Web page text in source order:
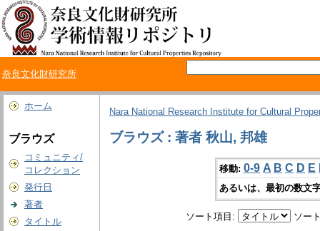
奈良文化財研究所
ホーム
ブラウズ
コミュニティ/
コレクション
発行日
著者
タイトル
Nara National Research Institute for Cultural
ブラウズ : 著者 秋山, 邦雄
移動: 0-9 A B C D E
あるいは、最初の数文
ソート項目: ソー